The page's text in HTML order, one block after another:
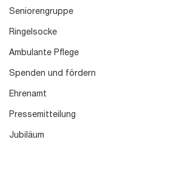
Seniorengruppe
Ringelsocke
Ambulante Pflege
Spenden und fördern
Ehrenamt
Pressemitteilung
Jubiläum